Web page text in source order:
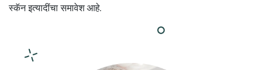
स्कॅन इत्यादींचा समावेश आहे.